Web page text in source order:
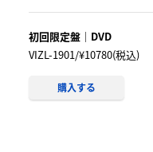
初回限定盤｜DVD
VIZL-1901/¥10780(税込)
購入する